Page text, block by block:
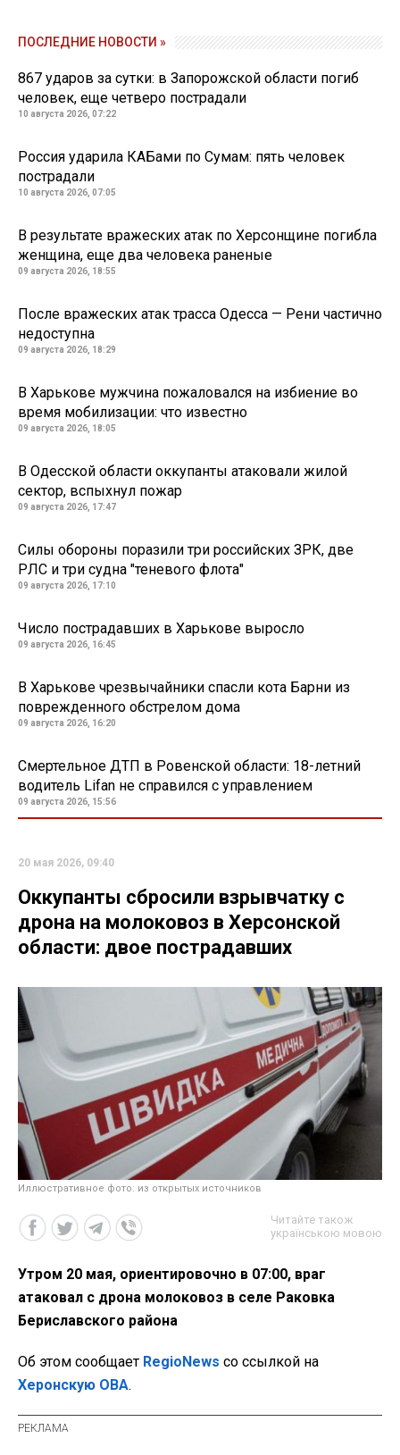
ПОСЛЕДНИЕ НОВОСТИ »
867 ударов за сутки: в Запорожской области погиб
человек, еще четверо пострадали
10 августа 2026, 07:22
Россия ударила КАБами по Сумам: пять человек
пострадали
10 августа 2026, 07:05
В результате вражеских атак по Херсонщине погибла
женщина, еще два человека раненые
09 августа 2026, 18:55
После вражеских атак трасса Одесса — Рени частично
недоступна
09 августа 2026, 18:29
В Харькове мужчина пожаловался на избиение во
время мобилизации: что известно
09 августа 2026, 18:05
В Одесской области оккупанты атаковали жилой
сектор, вспыхнул пожар
09 августа 2026, 17:47
Силы обороны поразили три российских ЗРК, две
РЛС и три судна "теневого флота"
09 августа 2026, 17:10
Число пострадавших в Харькове выросло
09 августа 2026, 16:45
В Харькове чрезвычайники спасли кота Барни из
поврежденного обстрелом дома
09 августа 2026, 16:20
Смертельное ДТП в Ровенской области: 18-летний
водитель Lifan не справился с управлением
09 августа 2026, 15:56
20 мая 2026, 09:40
Оккупанты сбросили взрывчатку с
дрона на молоковоз в Херсонской
области: двое пострадавших
Иллюстративное фото: из открытых источников
Читайте також
українською мовою
Утром 20 мая, ориентировочно в 07:00, враг
атаковал с дрона молоковоз в селе Раковка
Бериславского района
Об этом сообщает RegioNews со ссылкой на
Херонскую ОВА.